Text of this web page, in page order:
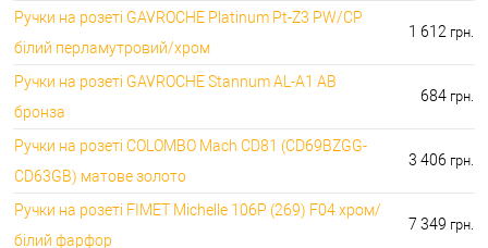
Ручки на розеті GAVROCHE Platinum Pt-Z3 PW/CP
білий перламутровий/хром
1 612 грн.
Ручки на розеті GAVROCHE Stannum AL-A1 AB
бронза
684 грн.
Ручки на розеті COLOMBO Mach CD81 (CD69BZGG-
CD63GB) матове золото
3 406 грн.
Ручки на розеті FIMET Michelle 106P (269) F04 хром/
білий фарфор
7 349 грн.